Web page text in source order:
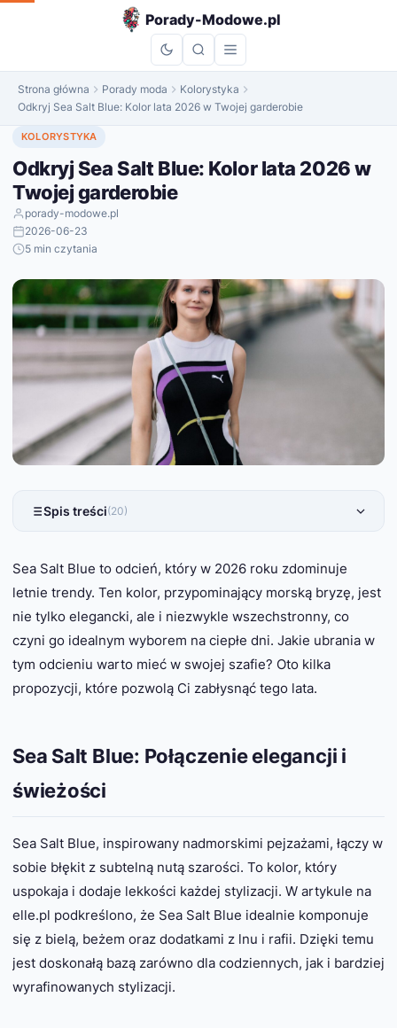
do
Porady-Modowe.pl
Strona główna Porady moda
Kolorystyka
Odkryj Sea Salt Blue: Kolor lata 2026 w Twojej garderobie
KOLORYSTYKA
Odkryj Sea Salt Blue: Kolor lata 2026 w
Twojej garderobie
porady-modowe.pl
2026-06-23
5 min czytania
Spis treści(20)
Sea Salt Blue to odcień, który w 2026 roku zdominuje
letnie trendy. Ten kolor, przypominający morską bryzę, jest
nie tylko elegancki, ale i niezwykle wszechstronny, co
czyni go idealnym wyborem na ciepłe dni. Jakie ubrania w
tym odcieniu warto mieć w swojej szafie? Oto kilka
propozycji, które pozwolą Ci zabłysnąć tego lata.
Sea Salt Blue: Połączenie elegancji i
świeżości
Sea Salt Blue, inspirowany nadmorskimi pejzażami, łączy w
sobie błękit z subtelną nutą szarości. To kolor, który
uspokaja i dodaje lekkości każdej stylizacji. W artykule na
elle.pl podkreślono, że Sea Salt Blue idealnie komponuje
się z bielą, beżem oraz dodatkami z lnu i rafii. Dzięki temu
jest doskonałą bazą zarówno dla codziennych, jak i bardziej
wyrafinowanych stylizacji.